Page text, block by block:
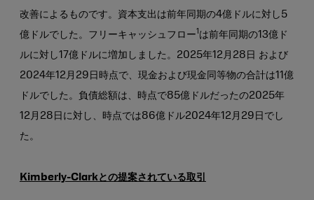
改善によるものです。資本支出は前年同期の4億ドルに対し5
億ドルでした。フリーキャッシュフロー1 は前年同期の13億ド
ルに対し17億ドルに増加しました。2025年12月28日 および
2024年12月29日時点で、現金および現金同等物の合計は11億
ドルでした。負債総額は、時点で85億ドルだったの2025年
12月28日に対し、時点では86億ドル2024年12月29日でし
た。
Kimberly-Clarkとの提案されている取引